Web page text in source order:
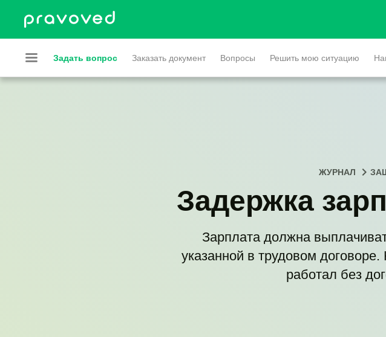
Задать вопрос Заказать документ Вопросы Решить мою ситуацию
ЖУРНАЛ
Задержка
Зарплата должна
указанной в трудовом
работал без